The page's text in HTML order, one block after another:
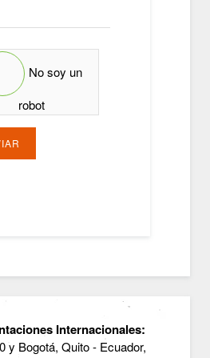
No soy un
robot
Internacionales:
y Bogotá, Quito - Ecuador,